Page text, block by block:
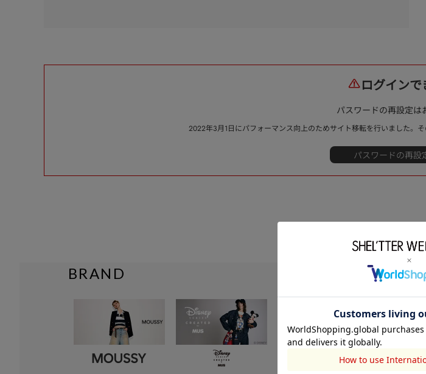
ログイン
パスワードの再設定は
2022年3月1日にパフォーマンス向上のためサイト移転を行いました。
BRAND